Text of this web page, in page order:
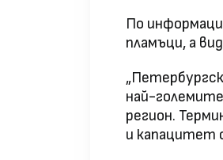
По
пламъци, а
най-
регион.
и капацитет